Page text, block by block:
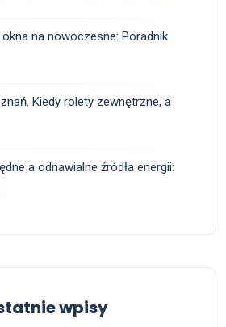
na nowoczesne: Poradnik
Kiedy rolety zewnętrzne, a
a odnawialne źródła energii:
wpisy